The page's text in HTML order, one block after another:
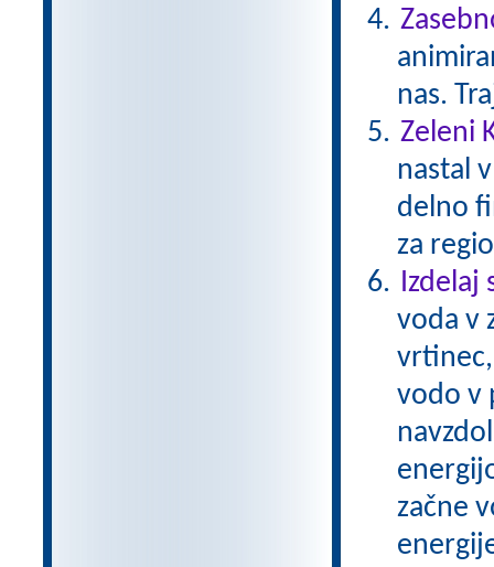
nas.
Zeleni
nastal
delno
za
Izdelaj
voda v
vodo v
začne